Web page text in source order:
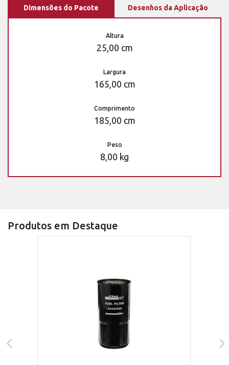
Dimensões do Pacote Desenhos da Aplicação
Altura
25,00 cm
Largura
165,00 cm
Comprimento
185,00 cm
Peso
8,00 kg
Produtos em Destaque